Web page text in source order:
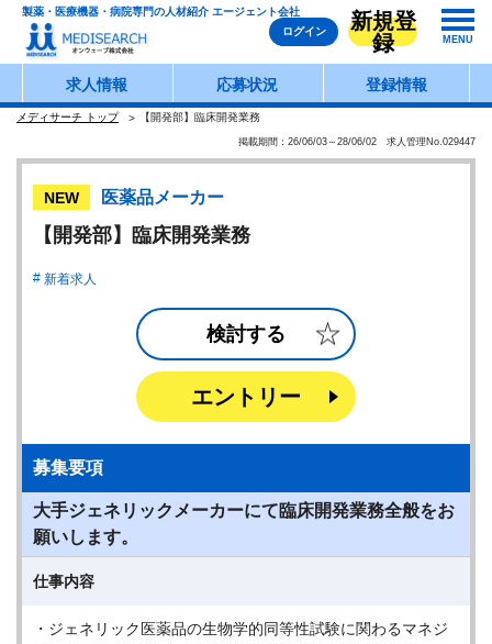
製薬・医療機器・病院専門の人材紹介 エージェント会社
ログイン
新規登
録
MENU
求人情報 応募状況 登録情報
メディサーチ トップ 【開発部】臨床開発業務
掲載期間：26/06/03～28/06/02 求人管理No.029447
NEW 医薬品メーカー
【開発部】臨床開発業務
新着求人
検討する
エントリー
募集要項
大手ジェネリックメーカーにて臨床開発業務全般をお
願いします。
仕事内容
・ジェネリック医薬品の生物学的同等性試験に関わるマネジ